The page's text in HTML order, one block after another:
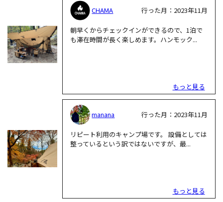
CHAMA 行った月：2023年11月
朝早くからチェックインができるので、1泊で
も滞在時間が長く楽しめます。ハンモック...
もっと見る
manana 行った月：2023年11月
リピート利用のキャンプ場です。 設備としては
整っているという訳ではないですが、最...
もっと見る